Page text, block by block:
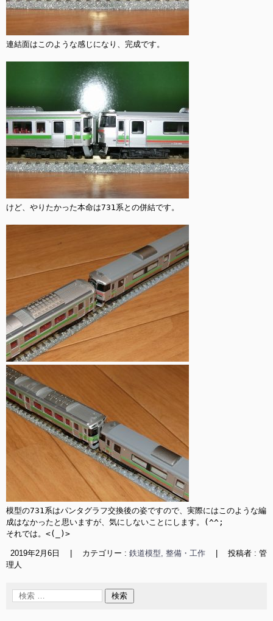
連結面はこのような感じになり、完成です。
けど、やりたかった本命は731系との併結です。
模型の731系はパンタグラフ交換後の姿ですので、実際にはこのような編
成はなかったと思いますが、気にしないことにします。(^^;
それでは。<(_)>
2019年2月6日 カテゴリー : 鉄道模型, 整備・工作
投稿者 : 管
理人